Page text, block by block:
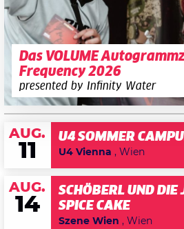
Das VOLUME
Frequency 2026
presented by Infinity Water
AUG.
11
U4 SOMMER
U4 Vienna , Wien
AUG.
14
SCHÖBERL UND DIE
SPICE CAKE
Szene Wien , Wien